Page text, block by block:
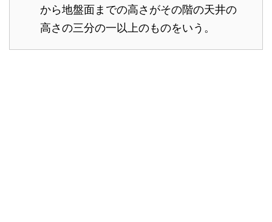
から地盤面までの高さがその階の天井の
高さの三分の一以上のものをいう。